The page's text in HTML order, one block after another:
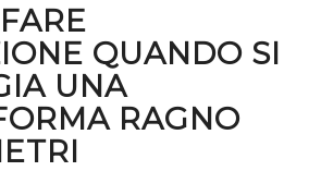
QUANDO SI
UNA
RAGNO